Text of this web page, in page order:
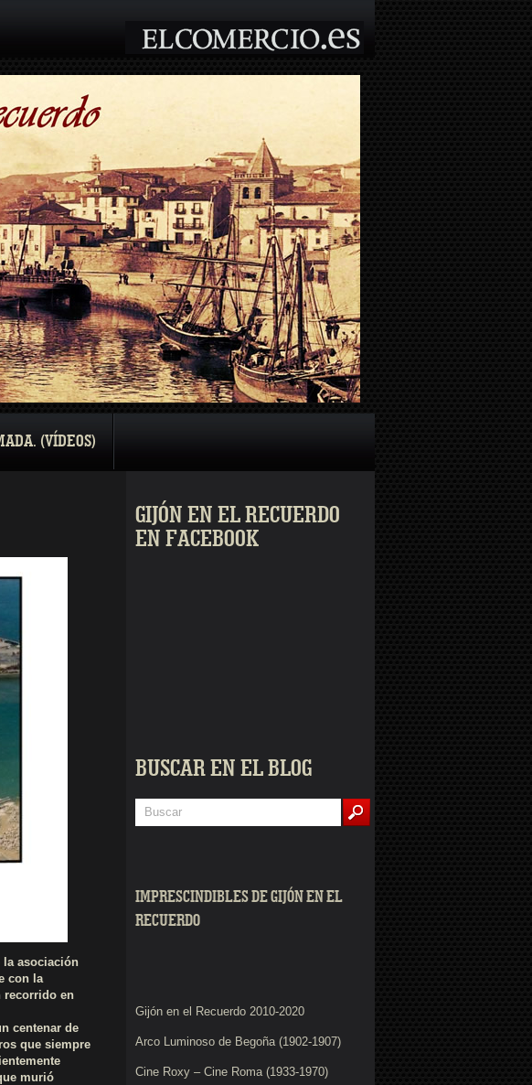
(VÍDEOS)
GIJÓN EN EL RECUERDO
EN FACEBOOK
BUSCAR EN EL BLOG
IMPRESCINDIBLES DE GIJÓN EN EL
RECUERDO
Gijón en el Recuerdo 2010-2020
Arco Luminoso de Begoña (1902-1907)
Cine Roxy – Cine Roma (1933-1970)
la asociación
con la
recorrido en
centenar de
que siempre
murió